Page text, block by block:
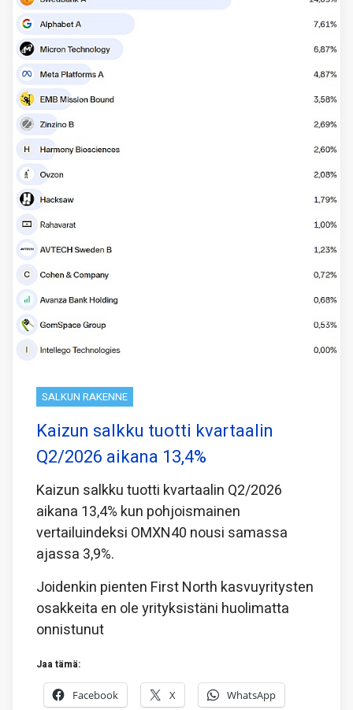
SALKUN RAKENNE
Kaizun salkku tuotti kvartaalin
Q2/2026 aikana 13,4%
Kaizun salkku tuotti kvartaalin Q2/2026
aikana 13,4% kun pohjoismainen
vertailuindeksi OMXN40 nousi samassa
ajassa 3,9%.
Joidenkin pienten First North kasvuyritysten
osakkeita en ole yrityksistäni huolimatta
onnistunut
Jaa tämä:
Facebook X WhatsApp